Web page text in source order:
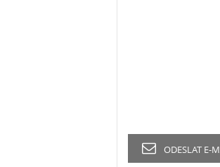
ODESLAT E-